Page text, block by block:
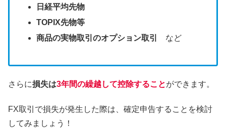
日経平均先物
TOPIX先物等
商品の実物取引のオプション取引
など
さらに損失は3年間の繰越して控除することができます。
FX取引で損失が発生した際は、確定申告することを検討
してみましょう！